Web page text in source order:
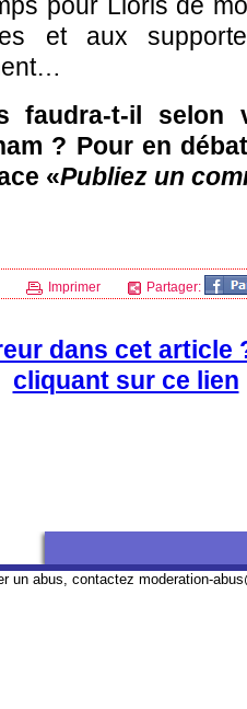
et aux
faudra-t-il
? Pour en
«Publiez un
Imprimer Partager:
dans cet article
cliquant sur ce lien
un abus, contactez moderation-